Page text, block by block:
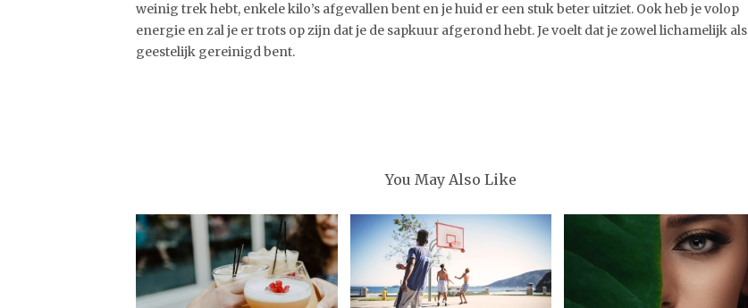
weinig trek hebt, enkele kilo’s afgevallen bent en je huid er een stuk beter uitziet. Ook heb je volop
energie en zal je er trots op zijn dat je de sapkuur afgerond hebt. Je voelt dat je zowel lichamelijk als
geestelijk gereinigd bent.
You May Also Like